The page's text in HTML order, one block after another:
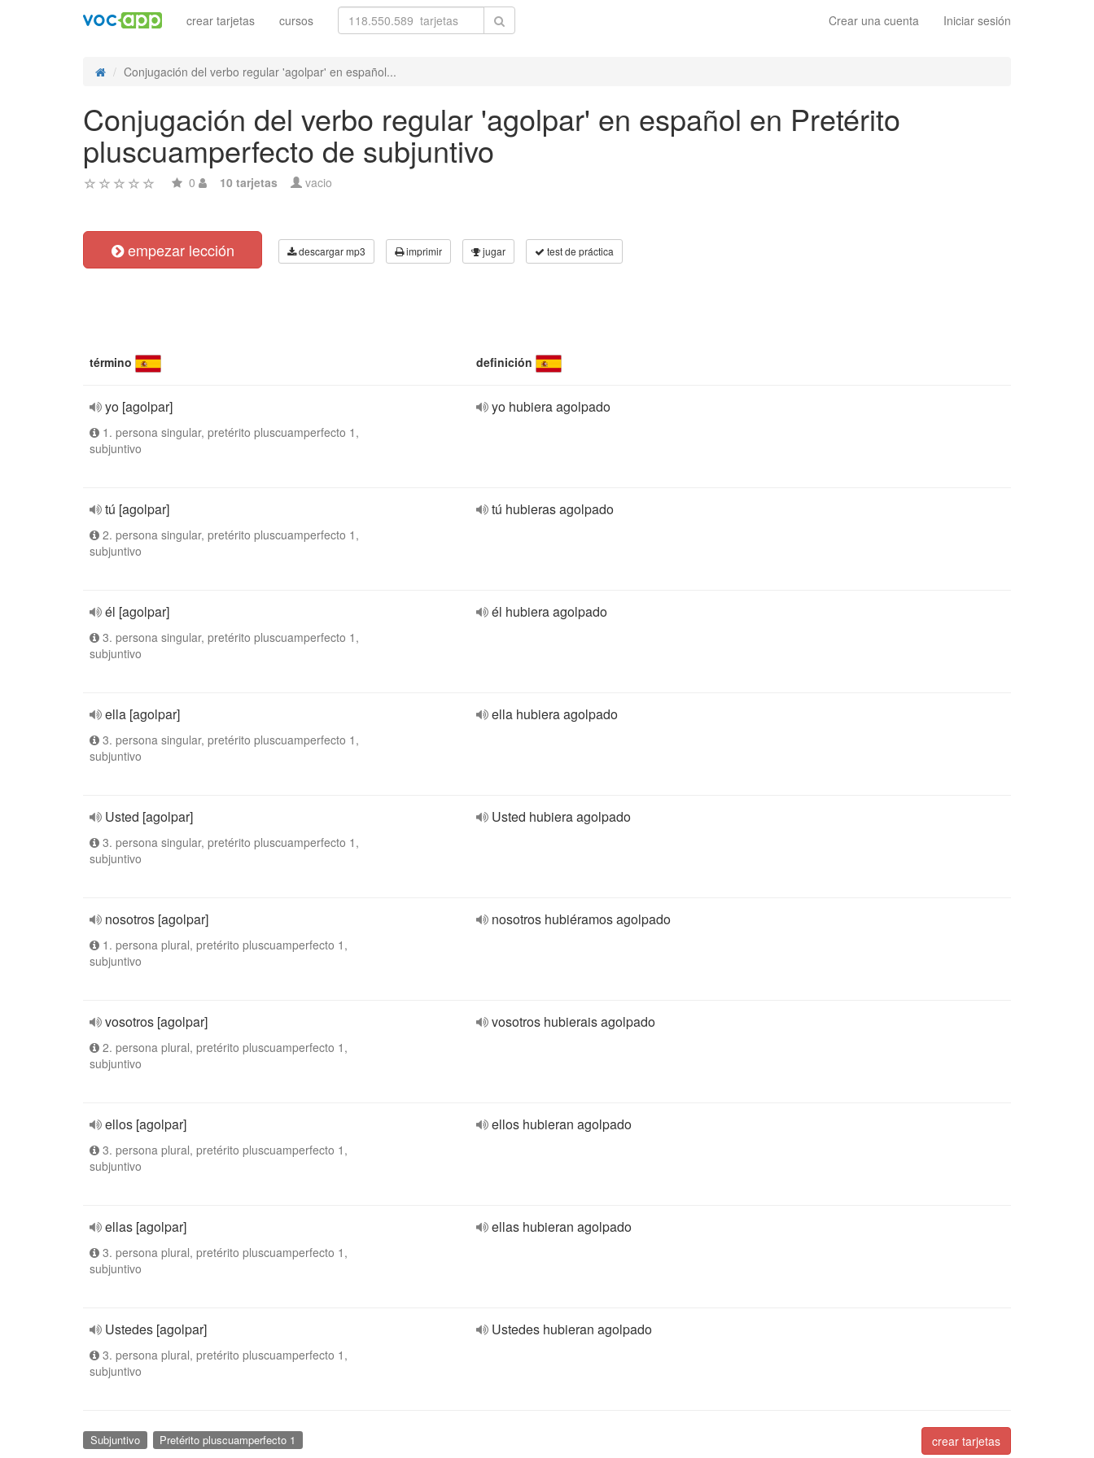
Crear una cuenta Iniciar sesión
crear tarjetas cursos
Conjugación del verbo regular 'agolpar' en español...
Conjugación del verbo regular 'agolpar' en español en Pretérito
pluscuamperfecto de subjuntivo
0 10 tarjetas vacio
empezar lección descargar mp3 imprimir jugar test de práctica
término definición
yo [agolpar]
1. persona singular, pretérito pluscuamperfecto 1,
subjuntivo
yo hubiera agolpado
tú [agolpar]
2. persona singular, pretérito pluscuamperfecto 1,
subjuntivo
tú hubieras agolpado
él [agolpar]
3. persona singular, pretérito pluscuamperfecto 1,
subjuntivo
él hubiera agolpado
ella [agolpar]
3. persona singular, pretérito pluscuamperfecto 1,
subjuntivo
ella hubiera agolpado
Usted [agolpar]
3. persona singular, pretérito pluscuamperfecto 1,
subjuntivo
Usted hubiera agolpado
nosotros [agolpar]
1. persona plural, pretérito pluscuamperfecto 1,
subjuntivo
nosotros hubiéramos agolpado
vosotros [agolpar]
2. persona plural, pretérito pluscuamperfecto 1,
subjuntivo
vosotros hubierais agolpado
ellos [agolpar]
3. persona plural, pretérito pluscuamperfecto 1,
subjuntivo
ellos hubieran agolpado
ellas [agolpar]
3. persona plural, pretérito pluscuamperfecto 1,
subjuntivo
ellas hubieran agolpado
Ustedes [agolpar]
3. persona plural, pretérito pluscuamperfecto 1,
subjuntivo
Ustedes hubieran agolpado
crear tarjetas
Subjuntivo Pretérito pluscuamperfecto 1